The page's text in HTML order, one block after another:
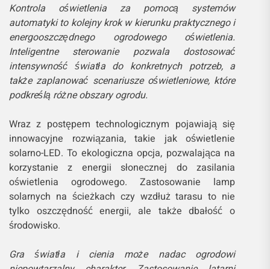
Kontrola oświetlenia za pomocą systemów
automatyki to kolejny krok w kierunku praktycznego i
energooszczędnego ogrodowego oświetlenia.
Inteligentne sterowanie pozwala dostosować
intensywność światła do konkretnych potrzeb, a
także zaplanować scenariusze oświetleniowe, które
podkreślą różne obszary ogrodu.
Wraz z postępem technologicznym pojawiają się
innowacyjne rozwiązania, takie jak oświetlenie
solarno-LED. To ekologiczna opcja, pozwalająca na
korzystanie z energii słonecznej do zasilania
oświetlenia ogrodowego. Zastosowanie lamp
solarnych na ścieżkach czy wzdłuż tarasu to nie
tylko oszczędność energii, ale także dbałość o
środowisko.
Gra światła i cienia może nadac ogrodowi